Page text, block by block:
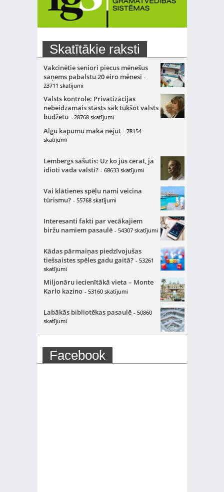
Skatītākie raksti
Vakcinētie seniori piecus mēnešus
saņems pabalstu 20 eiro mēnesī -
23711 skatījumi
Valsts kontrole: Privatizācijas
nebeidzamais stāsts sāk tukšot valsts
budžetu - 28768 skatījumi
Algu kāpumu makā nejūt - 78154
skatījumi
Lembergs sašutis: Uz ko jūs cerat, ja
idioti vada valsti? - 68633 skatījumi
Vai klātienes spēļu nami veicina
tūrismu? - 55768 skatījumi
Interesanti fakti par vecākajiem
biržu namiem pasaulē - 54307 skatījumi
Kādas pārmaiņas piedzīvojušas
tiešsaistes spēles gadu gaitā? - 53261
skatījumi
Miljonāru iecienītākā vieta – Monte
Karlo kazino - 53160 skatījumi
Labākās bibliotēkas pasaulē - 50860
skatījumi
Facebook